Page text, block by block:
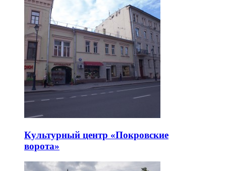
Культурный центр «Покровские
ворота»